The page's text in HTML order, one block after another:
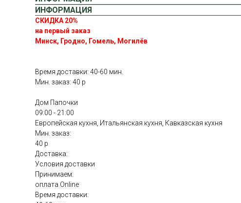
ИНФОРМАЦИЯ
СКИДКА 20%
на первый заказ
Минск, Гродно, Гомель, Могилёв
Время доставки: 40-60 мин.
Мин. заказ: 40 р
Дом Папочки
09:00 - 21:00
Европейская кухня, Итальянская кухня, Кавказская кухня
Мин. заказ:
40 р
Доставка:
Условия доставки
Принимаем:
оплата Online
Время доставки: